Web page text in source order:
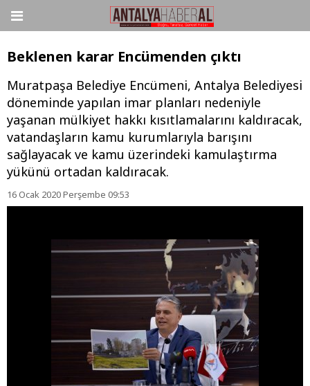
Beklenen karar Encümenden çıktı
Muratpaşa Belediye Encümeni, Antalya Belediyesi
döneminde yapılan imar planları nedeniyle
yaşanan mülkiyet hakkı kısıtlamalarını kaldıracak,
vatandaşların kamu kurumlarıyla barışını
sağlayacak ve kamu üzerindeki kamulaştırma
yükünü ortadan kaldıracak.
16 Ocak 2020 Perşembe 09:53